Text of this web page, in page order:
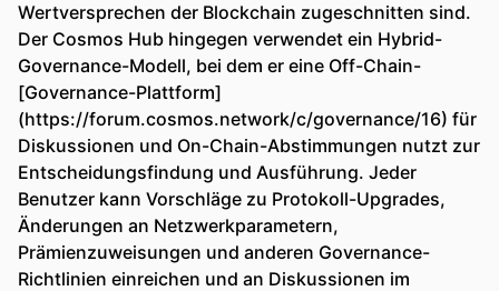
Wertversprechen der Blockchain zugeschnitten sind.
Der Cosmos Hub hingegen verwendet ein Hybrid-
Governance-Modell, bei dem er eine Off-Chain-
[Governance-Plattform]
(https://forum.cosmos.network/c/governance/16) für
Diskussionen und On-Chain-Abstimmungen nutzt zur
Entscheidungsfindung und Ausführung. Jeder
Benutzer kann Vorschläge zu Protokoll-Upgrades,
Änderungen an Netzwerkparametern,
Prämienzuweisungen und anderen Governance-
Richtlinien einreichen und an Diskussionen im